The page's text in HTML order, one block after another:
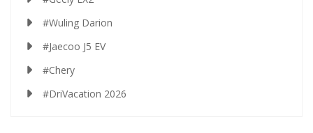
#Wuling Darion
#Jaecoo J5 EV
#Chery
#DriVacation 2026